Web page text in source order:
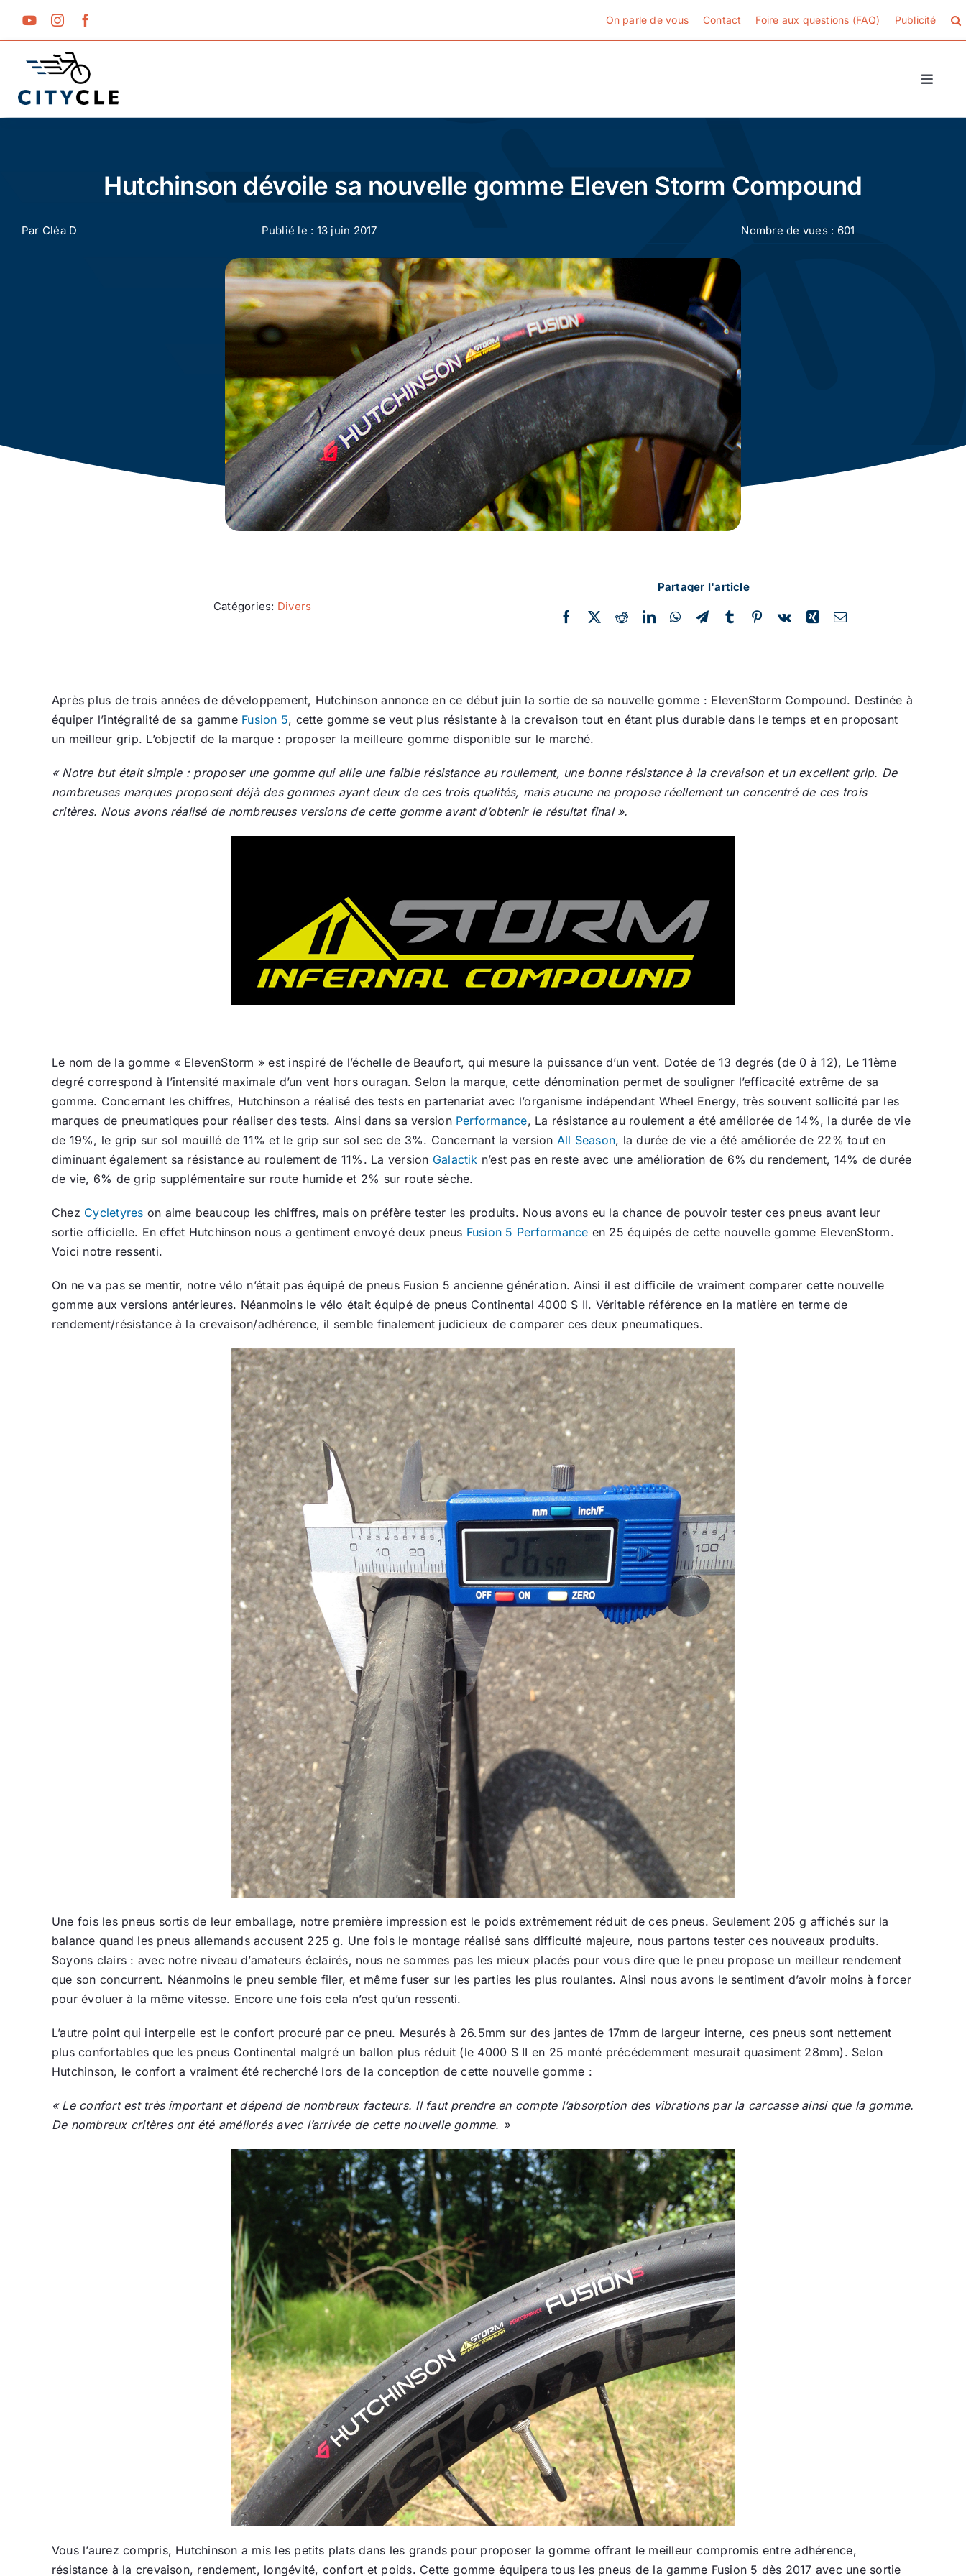
On parle de vous Contact Foire aux questions (FAQ) Publicité
Toggle
Cyclotourisme
Vélos de ville
Conseils
Actualité
Ecologie
Hutchinson dévoile sa nouvelle gomme Eleven Storm Compound
Par Cléa D Publié le : 13 juin 2017 Nombre de vues : 601
Catégories: Divers
Partager l'article
Après plus de trois années de développement, Hutchinson annonce en ce début juin la sortie de sa nouvelle gomme : ElevenStorm Compound. Destinée à
équiper l’intégralité de sa gamme Fusion 5, cette gomme se veut plus résistante à la crevaison tout en étant plus durable dans le temps et en proposant
un meilleur grip. L’objectif de la marque : proposer la meilleure gomme disponible sur le marché.
« Notre but était simple : proposer une gomme qui allie une faible résistance au roulement, une bonne résistance à la crevaison et un excellent grip. De
nombreuses marques proposent déjà des gommes ayant deux de ces trois qualités, mais aucune ne propose réellement un concentré de ces trois
critères. Nous avons réalisé de nombreuses versions de cette gomme avant d’obtenir le résultat final ».
Le nom de la gomme « ElevenStorm » est inspiré de l’échelle de Beaufort, qui mesure la puissance d’un vent. Dotée de 13 degrés (de 0 à 12), Le 11ème
degré correspond à l’intensité maximale d’un vent hors ouragan. Selon la marque, cette dénomination permet de souligner l’efficacité extrême de sa
gomme. Concernant les chiffres, Hutchinson a réalisé des tests en partenariat avec l’organisme indépendant Wheel Energy, très souvent sollicité par les
marques de pneumatiques pour réaliser des tests. Ainsi dans sa version Performance, La résistance au roulement a été améliorée de 14%, la durée de vie
de 19%, le grip sur sol mouillé de 11% et le grip sur sol sec de 3%. Concernant la version All Season, la durée de vie a été améliorée de 22% tout en
diminuant également sa résistance au roulement de 11%. La version Galactik n’est pas en reste avec une amélioration de 6% du rendement, 14% de durée
de vie, 6% de grip supplémentaire sur route humide et 2% sur route sèche.
Chez Cycletyres on aime beaucoup les chiffres, mais on préfère tester les produits. Nous avons eu la chance de pouvoir tester ces pneus avant leur
sortie officielle. En effet Hutchinson nous a gentiment envoyé deux pneus Fusion 5 Performance en 25 équipés de cette nouvelle gomme ElevenStorm.
Voici notre ressenti.
On ne va pas se mentir, notre vélo n’était pas équipé de pneus Fusion 5 ancienne génération. Ainsi il est difficile de vraiment comparer cette nouvelle
gomme aux versions antérieures. Néanmoins le vélo était équipé de pneus Continental 4000 S II. Véritable référence en la matière en terme de
rendement/résistance à la crevaison/adhérence, il semble finalement judicieux de comparer ces deux pneumatiques.
Une fois les pneus sortis de leur emballage, notre première impression est le poids extrêmement réduit de ces pneus. Seulement 205 g affichés sur la
balance quand les pneus allemands accusent 225 g. Une fois le montage réalisé sans difficulté majeure, nous partons tester ces nouveaux produits.
Soyons clairs : avec notre niveau d’amateurs éclairés, nous ne sommes pas les mieux placés pour vous dire que le pneu propose un meilleur rendement
que son concurrent. Néanmoins le pneu semble filer, et même fuser sur les parties les plus roulantes. Ainsi nous avons le sentiment d’avoir moins à forcer
pour évoluer à la même vitesse. Encore une fois cela n’est qu’un ressenti.
L’autre point qui interpelle est le confort procuré par ce pneu. Mesurés à 26.5mm sur des jantes de 17mm de largeur interne, ces pneus sont nettement
plus confortables que les pneus Continental malgré un ballon plus réduit (le 4000 S II en 25 monté précédemment mesurait quasiment 28mm). Selon
Hutchinson, le confort a vraiment été recherché lors de la conception de cette nouvelle gomme :
« Le confort est très important et dépend de nombreux facteurs. Il faut prendre en compte l’absorption des vibrations par la carcasse ainsi que la gomme.
De nombreux critères ont été améliorés avec l’arrivée de cette nouvelle gomme. »
Vous l’aurez compris, Hutchinson a mis les petits plats dans les grands pour proposer la gomme offrant le meilleur compromis entre adhérence,
résistance à la crevaison, rendement, longévité, confort et poids. Cette gomme équipera tous les pneus de la gamme Fusion 5 dès 2017 avec une sortie